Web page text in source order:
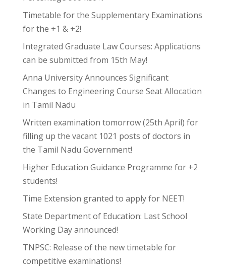
Timetable for the Supplementary Examinations
for the +1 & +2!
Integrated Graduate Law Courses: Applications
can be submitted from 15th May!
Anna University Announces Significant
Changes to Engineering Course Seat Allocation
in Tamil Nadu
Written examination tomorrow (25th April) for
filling up the vacant 1021 posts of doctors in
the Tamil Nadu Government!
Higher Education Guidance Programme for +2
students!
Time Extension granted to apply for NEET!
State Department of Education: Last School
Working Day announced!
TNPSC: Release of the new timetable for
competitive examinations!